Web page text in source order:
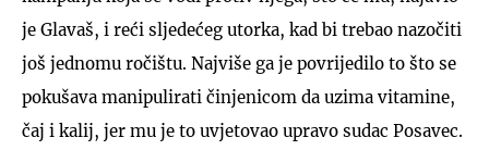
je Glavaš, i reći sljedećeg utorka, kad bi trebao nazočiti
još jednomu ročištu. Najviše ga je povrijedilo to što se
pokušava manipulirati činjenicom da uzima vitamine,
čaj i kalij, jer mu je to uvjetovao upravo sudac Posavec.